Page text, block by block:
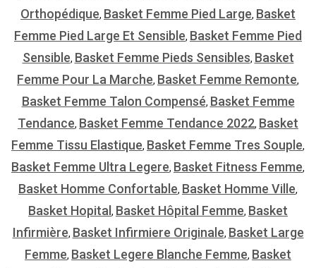
Orthopédique, Basket Femme Pied Large, Basket
Femme Pied Large Et Sensible, Basket Femme Pied
Sensible, Basket Femme Pieds Sensibles, Basket
Femme Pour La Marche, Basket Femme Remonte,
Basket Femme Talon Compensé, Basket Femme
Tendance, Basket Femme Tendance 2022, Basket
Femme Tissu Elastique, Basket Femme Tres Souple,
Basket Femme Ultra Legere, Basket Fitness Femme,
Basket Homme Confortable, Basket Homme Ville,
Basket Hopital , Basket Hôpital Femme, Basket
Infirmière, Basket Infirmiere Originale, Basket Large
Femme, Basket Legere Blanche Femme, Basket